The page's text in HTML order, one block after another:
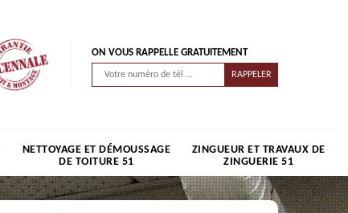
ON VOUS RAPPELLE GRATUITEMENT
NETTOYAGE ET DÉMOUSSAGE
DE TOITURE 51
ZINGUEUR ET TRAVAUX DE
ZINGUERIE 51